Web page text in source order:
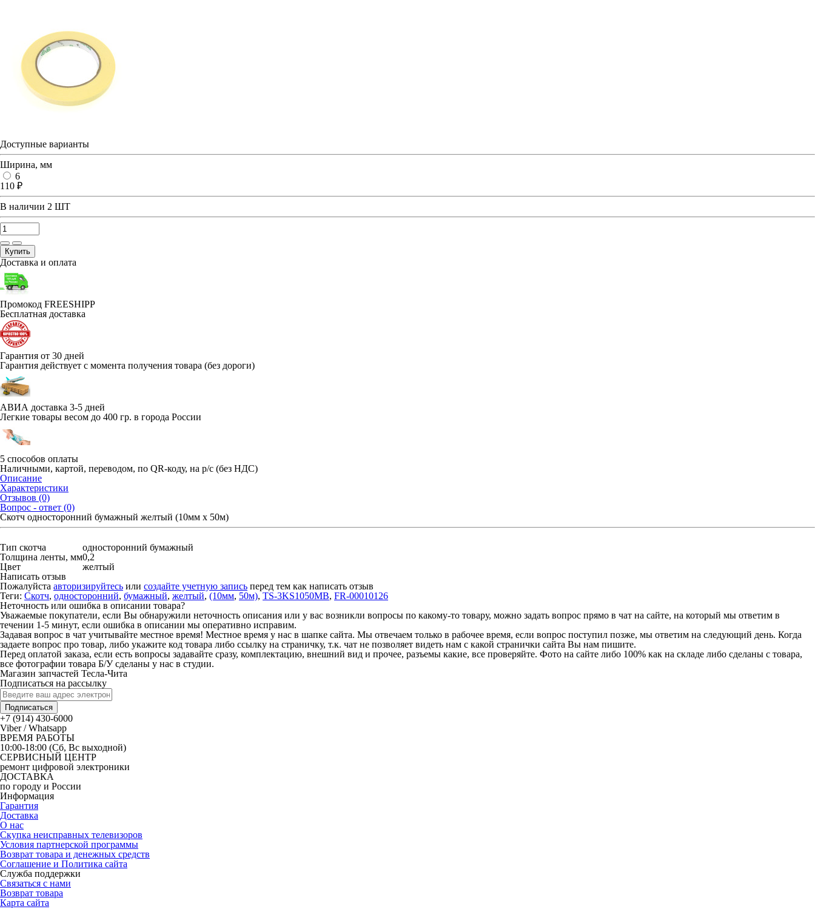
Доступные варианты
Ширина, мм
6
110 ₽
В наличии 2 ШТ
Купить
Доставка и оплата
Промокод FREESHIPP
Бесплатная доставка
Гарантия от 30 дней
Гарантия действует с момента получения товара (без дороги)
АВИА доставка 3-5 дней
Легкие товары весом до 400 гр. в города России
5 способов оплаты
Наличными, картой, переводом, по QR-коду, на р/с (без НДС)
Описание
Характеристики
Отзывов (0)
Вопрос - ответ (0)
Скотч односторонний бумажный желтый (10мм х 50м)
Тип скотча
односторонний бумажный
Толщина ленты, мм0,2
Цвет
желтый
Написать отзыв
Пожалуйста авторизируйтесь или создайте учетную запись перед тем как написать отзыв
Теги: Скотч, односторонний, бумажный, желтый, (10мм, 50м), TS-3KS1050MB, FR-00010126
Неточность или ошибка в описании товара?
Уважаемые покупатели, если Вы обнаружили неточность описания или у вас возникли вопросы по какому-то товару, можно задать вопрос прямо в чат на сайте, на который мы ответим в
течении 1-5 минут, если ошибка в описании мы оперативно исправим.
Задавая вопрос в чат учитывайте местное время! Местное время у нас в шапке сайта. Мы отвечаем только в рабочее время, если вопрос поступил позже, мы ответим на следующий день. Когда
задаете вопрос про товар, либо укажите код товара либо ссылку на страничку, т.к. чат не позволяет видеть нам с какой странички сайта Вы нам пишите.
Перед оплатой заказа, если есть вопросы задавайте сразу, комплектацию, внешний вид и прочее, разъемы какие, все проверяйте. Фото на сайте либо 100% как на складе либо сделаны с товара,
все фотографии товара Б/У сделаны у нас в студии.
Магазин запчастей Тесла-Чита
Подписаться на рассылку
Подписаться
+7 (914) 430-6000
Viber / Whatsapp
ВРЕМЯ РАБОТЫ
10:00-18:00 (Сб, Вс выходной)
СЕРВИСНЫЙ ЦЕНТР
ремонт цифровой электроники
ДОСТАВКА
по городу и России
Информация
Гарантия
Доставка
О нас
Скупка неисправных телевизоров
Условия партнерской программы
Возврат товара и денежных средств
Соглашение и Политика сайта
Служба поддержки
Связаться с нами
Возврат товара
Карта сайта